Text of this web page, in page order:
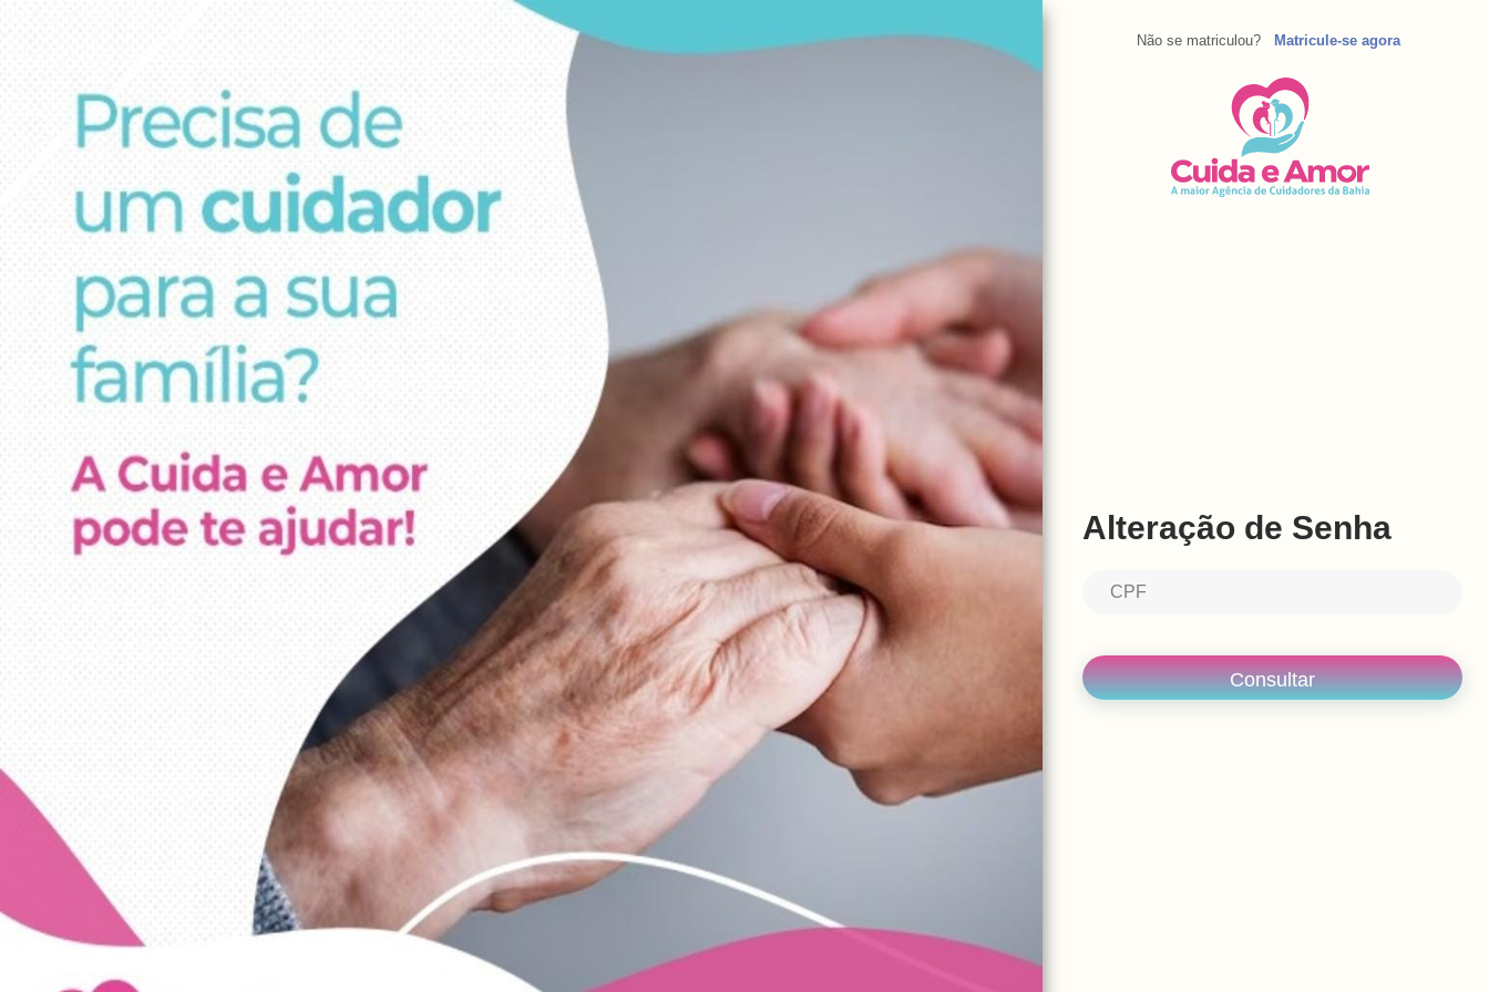
Consultar
Alteração de Senha
Não se matriculou? Matricule-se agora